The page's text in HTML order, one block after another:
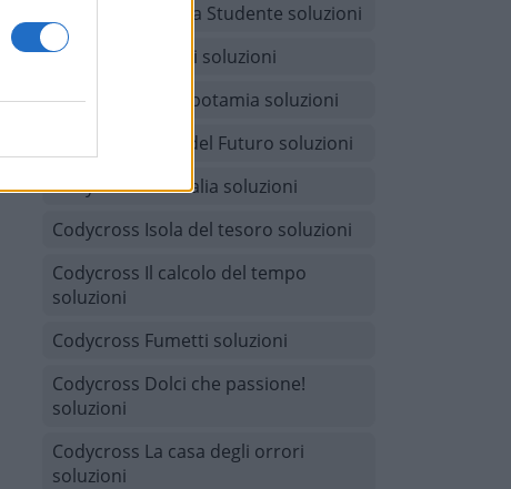
Codycross Vita da Studente soluzioni
Codycross Giochi soluzioni
Codycross Mesopotamia soluzioni
Codycross Città del Futuro soluzioni
Codycross Australia soluzioni
Codycross Isola del tesoro soluzioni
Codycross Il calcolo del tempo
soluzioni
Codycross Fumetti soluzioni
Codycross Dolci che passione!
soluzioni
Codycross La casa degli orrori
soluzioni